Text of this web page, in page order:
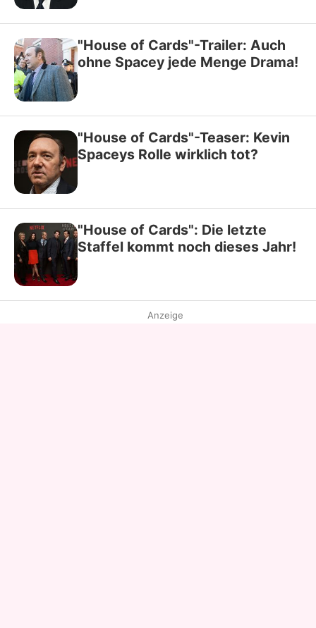
"House of Cards"-Trailer: Auch
ohne Spacey jede Menge Drama!
"House of Cards"-Teaser: Kevin
Spaceys Rolle wirklich tot?
"House of Cards": Die letzte
Staffel kommt noch dieses Jahr!
Anzeige